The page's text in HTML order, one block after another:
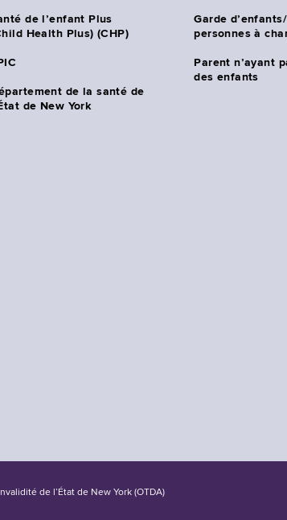
de l’enfant Plus
Health Plus) (CHP)
de la santé de
de New York
Garde
personnes à
Parent n’ayant
des enfants
de l’État de New York (OTDA)